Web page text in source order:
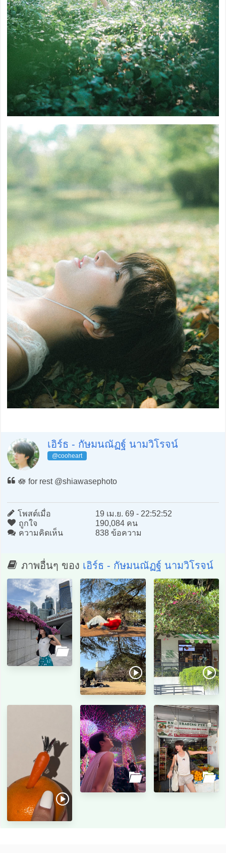
เอิร์ธ - กัษมนณัฏฐ์ นามวิโรจน์
@cooheart
🪷 for rest @shiawasephoto
โพสต์เมื่อ
19 เม.ย. 69 - 22:52:52
ถูกใจ
190,084 คน
ความคิดเห็น
838 ข้อความ
ภาพอื่นๆ ของ เอิร์ธ - กัษมนณัฏฐ์ นามวิโรจน์